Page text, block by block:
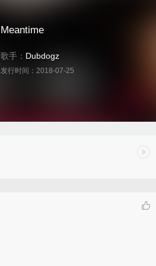
Meantime
歌手： Dubdogz
发行时间： 2018-07-25